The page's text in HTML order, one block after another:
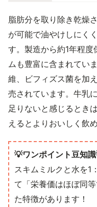
脂肪分を取り除き乾燥
が可能で油やけしにく
す。製造から約1年程
ムも豊富に含まれてい
維、ビフィズス菌を加
売されています。牛乳
足りないと感じるとき
えるとよりおいしく飲め
💡ワンポイント豆知
スキムミルクと水を1
て「栄養価はほぼ同
た特徴があります！